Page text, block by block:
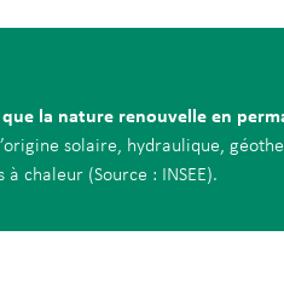
la nature renouvelle en
solaire, hydraulique,
chaleur (Source : INSEE).